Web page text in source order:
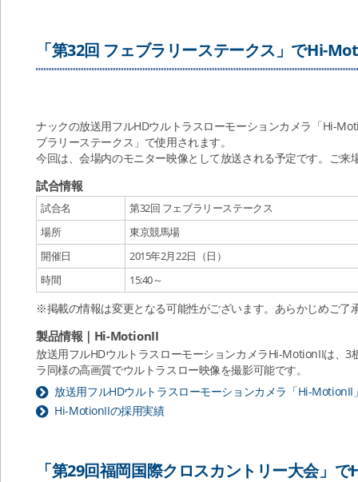
「第32回 フェブラリーステークス」でHi-
ナックの放送用フルHDウルトラスローモーションカメラ「Hi-
ブラリーステークス」で使用されます。
今回は、会場内のモニター映像として放送される予定です。ご来
試合情報
試合名
第32回 フェブラリーステークス
場所
東京競馬場
開催日
2015年2月22日（日）
時間
15:40～
※掲載の情報は変更となる可能性がございます。あらかじめご了
製品情報｜Hi-MotionII
放送用フルHDウルトラスローモーションカメラHi-MotionIIは、
ラ同様の高画質でウルトラスロー映像を撮影可能です。
放送用フルHDウルトラスローモーションカメラ「Hi-MotionII
Hi-MotionIIの採用実績
「第29回福岡国際クロスカントリー大会」